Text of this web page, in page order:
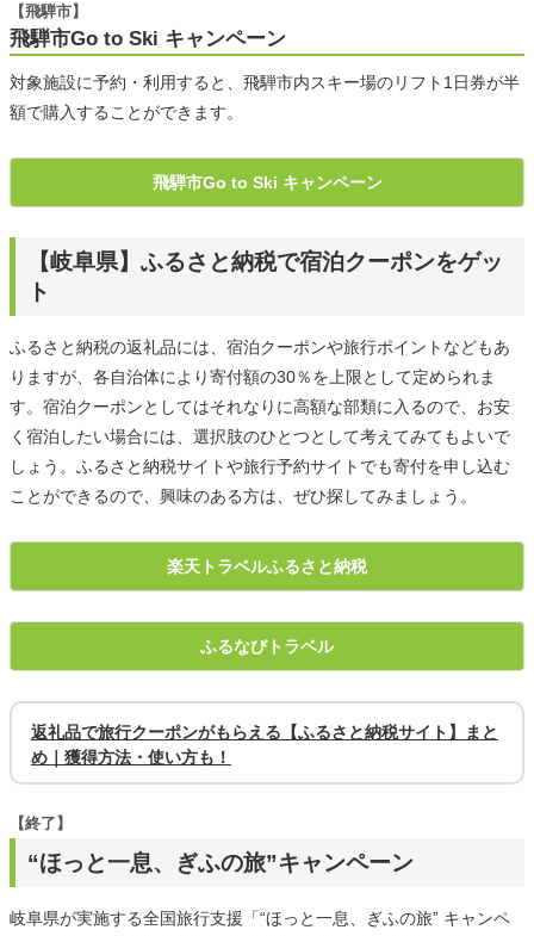
飛騨市Go to Ski キャンペーン
【飛騨市】
対象施設に予約・利用すると、飛騨市内スキー場のリフト1日券が半
額で購入することができます。
飛騨市Go to Ski キャンペーン
【岐阜県】ふるさと納税で宿泊クーポンをゲッ
ト
ふるさと納税の返礼品には、宿泊クーポンや旅行ポイントなどもあ
りますが、各自治体により寄付額の30％を上限として定められま
す。宿泊クーポンとしてはそれなりに高額な部類に入るので、お安
く宿泊したい場合には、選択肢のひとつとして考えてみてもよいで
しょう。ふるさと納税サイトや旅行予約サイトでも寄付を申し込む
ことができるので、興味のある方は、ぜひ探してみましょう。
楽天トラベルふるさと納税
ふるなびトラベル
返礼品で旅行クーポンがもらえる【ふるさと納税サイト】まと
め｜獲得方法・使い方も！
“ほっと一息、ぎふの旅”キャンペーン
【終了】
岐阜県が実施する全国旅行支援「“ほっと一息、ぎふの旅” キャンペ